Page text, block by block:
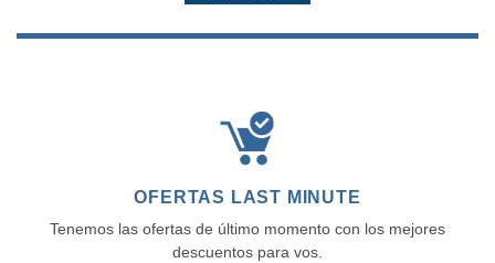
OFERTAS LAST MINUTE
Tenemos las ofertas de último momento con los mejores
descuentos para vos.